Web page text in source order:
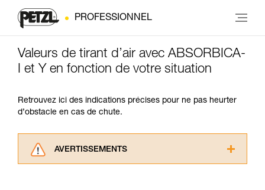
PROFESSIONNEL
Valeurs de tirant d’air avec ABSORBICA-
I et Y en fonction de votre situation
Retrouvez ici des indications précises pour ne pas heurter
d’obstacle en cas de chute.
AVERTISSEMENTS